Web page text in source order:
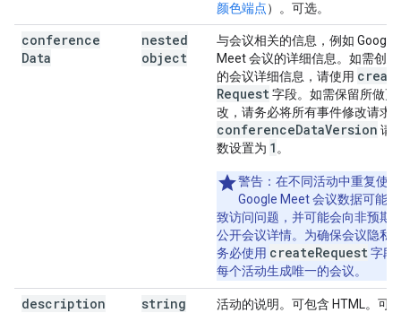
颜色端点）。可选。
conference
Data
nested
object
与会议相关的信息，例如 Google
Meet 会议的详细信息。如需创
的会议详细信息，请使用
Request字段。如需保留所做更
改，请务必将所有事件修改请求
conferenceDataVersion 请
数设置为 1 。
警告 ：在不同活动中重复使用
Google Meet 会议数据可能
致访问问题，并可能会向非预期
公开会议详情。为确保会议隐私
务必使用 createRequest字段
每个活动生成唯一的会议。
description string 活动的说明。可包含 HTML。可